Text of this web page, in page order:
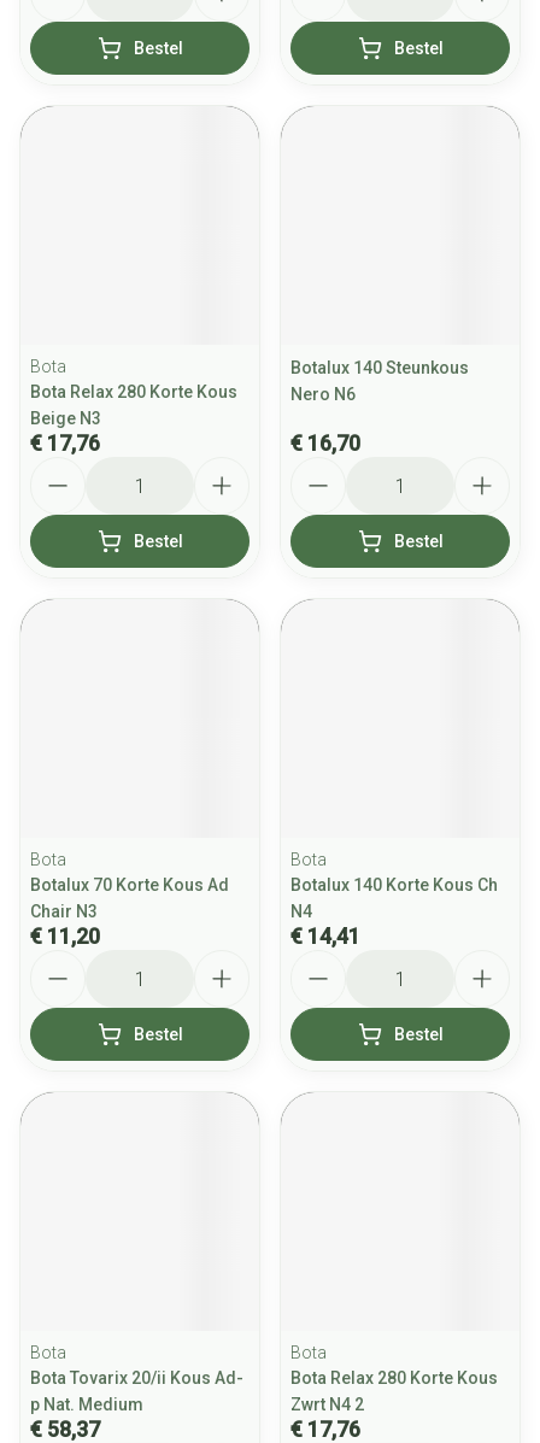
Bestel Bestel
Bota
Bota Relax 280 Korte Kous
Beige N3
€ 17,76
Bestel
Botalux 140 Steunkous
Nero N6
€ 16,70
Bestel
Bota
Botalux 70 Korte Kous Ad
Chair N3
€ 11,20
Bestel
Bota
Botalux 140 Korte Kous Ch
N4
€ 14,41
Bestel
Bota
Bota Tovarix 20/ii Kous Ad-
p Nat. Medium
€ 58,37
Bota
Bota Relax 280 Korte Kous
Zwrt N4 2
€ 17,76